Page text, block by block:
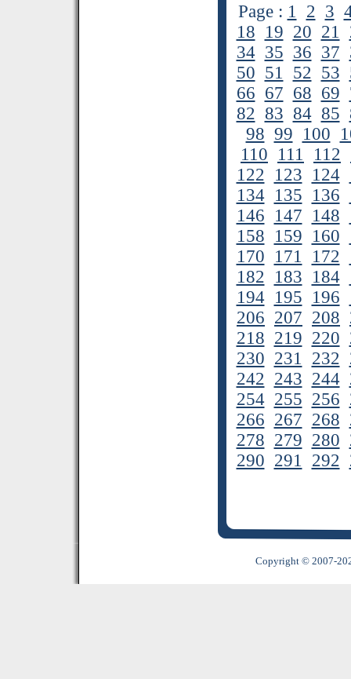
Page : 1 2 3
18 19 20 21
34 35 36 37
50 51 52 53
66 67 68 69
82 83 84 85
98 99 100
110 111 112
122 123 124
134 135 136
146 147 148
158 159 160
170 171 172
182 183 184
194 195 196
206 207 208
218 219 220
230 231 232
242 243 244
254 255 256
266 267 268
278 279 280
290 291 292
Copyright © 2007-